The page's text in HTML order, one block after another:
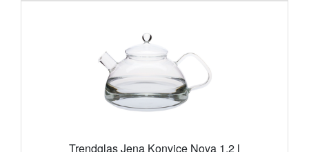
Trendglas Jena Konvice Nova 1,2 l